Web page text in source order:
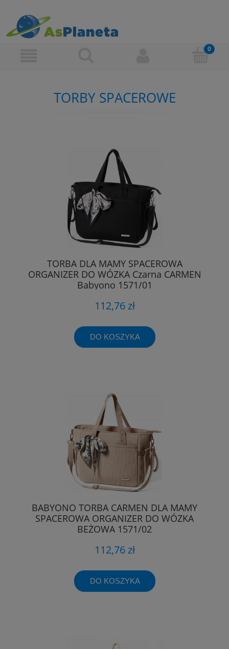
TORBY SPACEROWE
TORBA DLA MAMY SPACEROWA
ORGANIZER DO WÓZKA Czarna CARMEN
Babyono 1571/01
112,76 zł
DO KOSZYKA
BABYONO TORBA CARMEN DLA MAMY
SPACEROWA ORGANIZER DO WÓZKA
BEŻOWA 1571/02
112,76 zł
DO KOSZYKA